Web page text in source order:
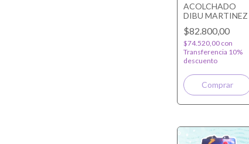
ACOLCHADO
DIBU MARTINEZ
$82.800,00
$74.520,00 con
Transferencia 10%
descuento